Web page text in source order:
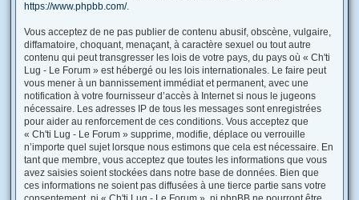
https://www.phpbb.com/.
Vous acceptez de ne pas publier de contenu abusif, obscène, vulgaire,
diffamatoire, choquant, menaçant, à caractère sexuel ou tout autre
contenu qui peut transgresser les lois de votre pays, du pays où « Ch'ti
Lug - Le Forum » est hébergé ou les lois internationales. Le faire peut
vous mener à un bannissement immédiat et permanent, avec une
notification à votre fournisseur d’accès à Internet si nous le jugeons
nécessaire. Les adresses IP de tous les messages sont enregistrées
pour aider au renforcement de ces conditions. Vous acceptez que
« Ch'ti Lug - Le Forum » supprime, modifie, déplace ou verrouille
n’importe quel sujet lorsque nous estimons que cela est nécessaire. En
tant que membre, vous acceptez que toutes les informations que vous
avez saisies soient stockées dans notre base de données. Bien que
ces informations ne soient pas diffusées à une tierce partie sans votre